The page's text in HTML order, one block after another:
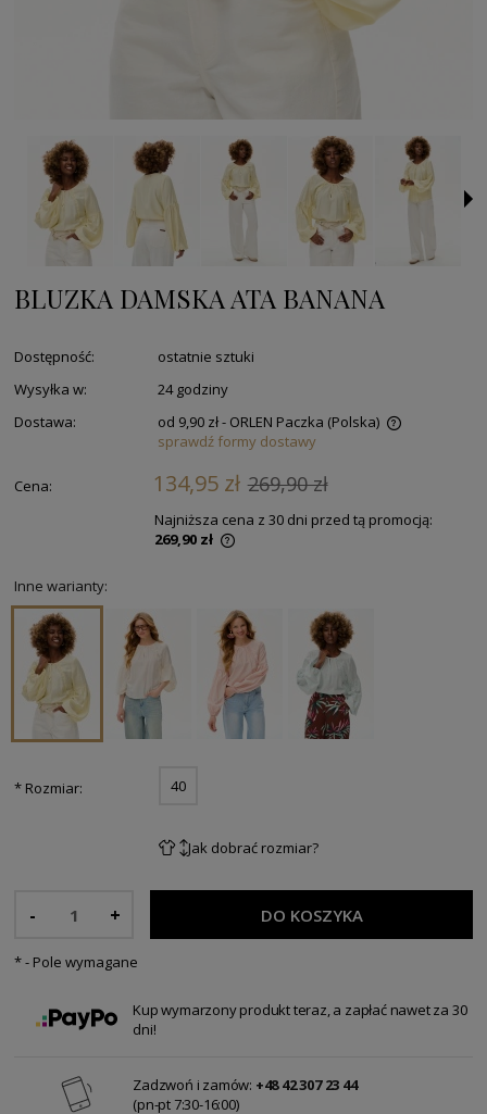
BLUZKA DAMSKA ATA BANANA
Dostępność:
ostatnie sztuki
Wysyłka w:
24 godziny
Dostawa:
od 9,90 zł- ORLEN Paczka (Polska)
sprawdź formy dostawy
Cena: 134,95 zł 269,90 zł
Najniższa cena z 30 dni przed tą promocją:
269,90 zł
Inne warianty:
* Rozmiar: 40
Jak dobrać rozmiar?
- + DO KOSZYKA
*- Pole wymagane
Kup wymarzony produkt teraz, a zapłać nawet za 30
dni!
Zadzwoń i zamów: +48 42 307 23 44
(pn-pt 7:30-16:00)